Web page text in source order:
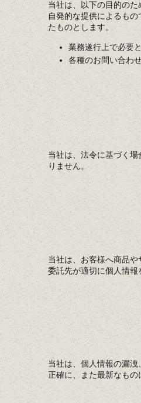
当社は、以下の目的の
自発的な提供によるも
たものとします。
業務遂行上で必要
各種のお問い合わ
当社は、法令に基づく
りません。
当社は、お客様へ商品
委託先が適切に個人情報
当社は、個人情報の漏
正確に、また最新なもの